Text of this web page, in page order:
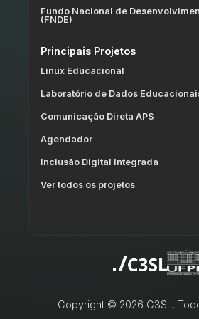
Fundo Nacional de
(FNDE)
Principais Projetos
Linux Educacional
Laboratório de Dados
Comunicação Direta APS
Agendador
Inclusão Digital Integrada
Ver todos os projetos
Copyright © 2026 C3SL.